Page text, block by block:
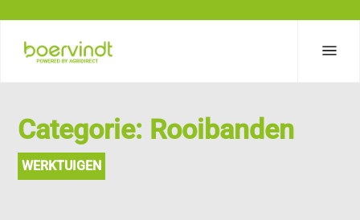
Categorie: Rooibanden
WERKTUIGEN